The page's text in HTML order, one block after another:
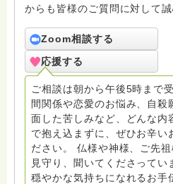
からも皆様のご質問に対して
いと存じます。まだまだ修行
ろうかとは存じますが共に精
寺にもお気軽に遊びに来てくだ
Zoom相談する
応援する
ご相談は朝から午後5時まで
間関係や恋愛のお悩み、自殺
面した苦しみなど、どんな内
で抱え込まずに、ぜひお辛い
ださい。 仏様や神様、ご先
見守り、聞いてくださってい
穏やかな気持ちになれるお手